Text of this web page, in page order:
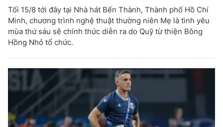
Tối 15/8 tới đây tại Nhà hát Bến Thành, Thành phố Hồ Chí
Minh, chương trình nghệ thuật thường niên Mẹ là tình yêu
mùa thứ sáu sẽ chính thức diễn ra do Quỹ từ thiện Bông
Hồng Nhỏ tổ chức.